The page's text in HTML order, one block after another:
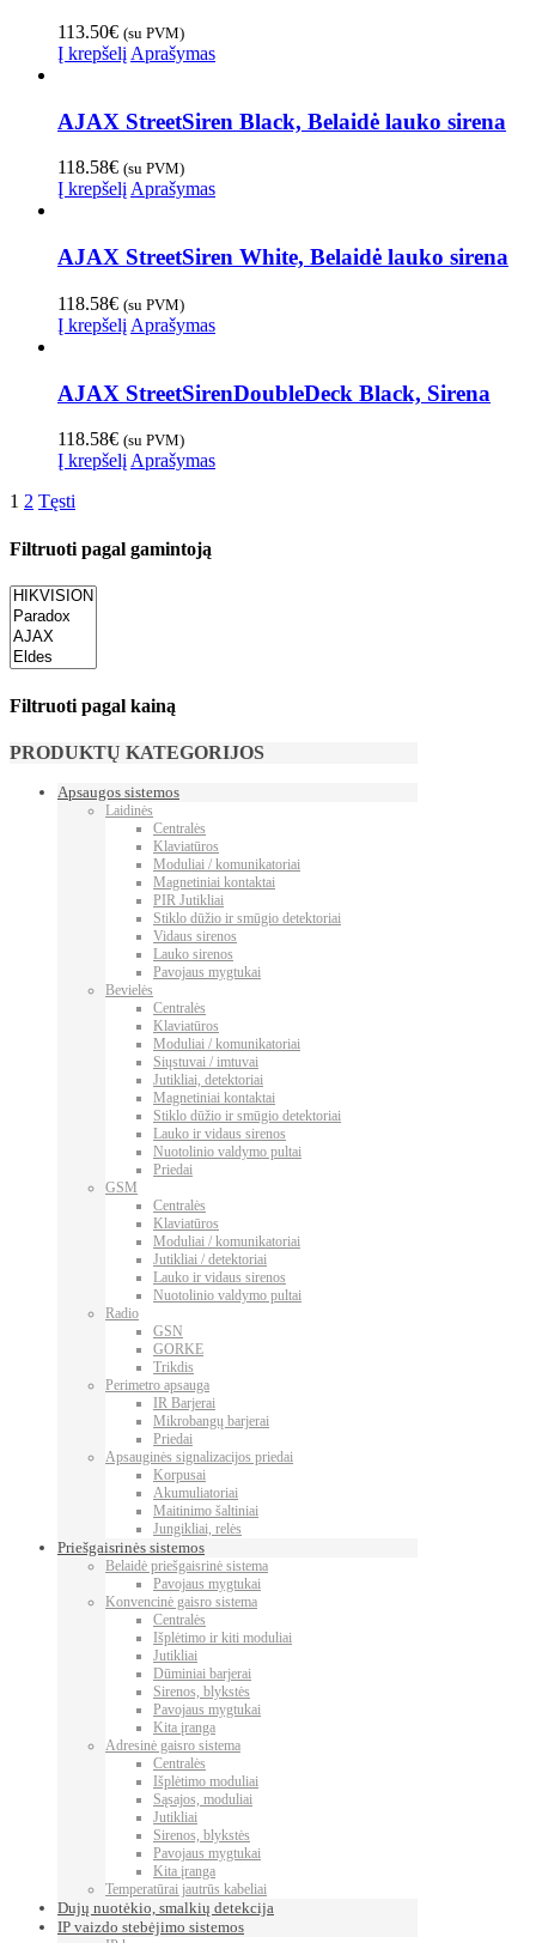
113.50€ (su PVM)
Į krepšelį Aprašymas
AJAX StreetSiren Black, Belaidė lauko sirena
118.58€ (su PVM)
Į krepšelį Aprašymas
AJAX StreetSiren White, Belaidė lauko sirena
118.58€ (su PVM)
Į krepšelį Aprašymas
AJAX StreetSirenDoubleDeck Black, Sirena
118.58€ (su PVM)
Į krepšelį Aprašymas
1 2 Tęsti
Filtruoti pagal gamintoją
Filtruoti pagal kainą
PRODUKTŲ KATEGORIJOS
Apsaugos sistemos
Laidinės
Centralės
Klaviatūros
Moduliai / komunikatoriai
Magnetiniai kontaktai
PIR Jutikliai
Stiklo dūžio ir smūgio detektoriai
Vidaus sirenos
Lauko sirenos
Pavojaus mygtukai
Bevielės
Centralės
Klaviatūros
Moduliai / komunikatoriai
Siųstuvai / imtuvai
Jutikliai, detektoriai
Magnetiniai kontaktai
Stiklo dūžio ir smūgio detektoriai
Lauko ir vidaus sirenos
Nuotolinio valdymo pultai
Priedai
GSM
Centralės
Klaviatūros
Moduliai / komunikatoriai
Jutikliai / detektoriai
Lauko ir vidaus sirenos
Nuotolinio valdymo pultai
Radio
GSN
GORKE
Trikdis
Perimetro apsauga
IR Barjerai
Mikrobangų barjerai
Priedai
Apsauginės signalizacijos priedai
Korpusai
Akumuliatoriai
Maitinimo šaltiniai
Jungikliai, relės
Priešgaisrinės sistemos
Belaidė priešgaisrinė sistema
Pavojaus mygtukai
Konvencinė gaisro sistema
Centralės
Išplėtimo ir kiti moduliai
Jutikliai
Dūminiai barjerai
Sirenos, blykstės
Pavojaus mygtukai
Kita įranga
Adresinė gaisro sistema
Centralės
Išplėtimo moduliai
Sąsajos, moduliai
Jutikliai
Sirenos, blykstės
Pavojaus mygtukai
Kita įranga
Temperatūrai jautrūs kabeliai
Dujų nuotėkio, smalkių detekcija
IP vaizdo stebėjimo sistemos